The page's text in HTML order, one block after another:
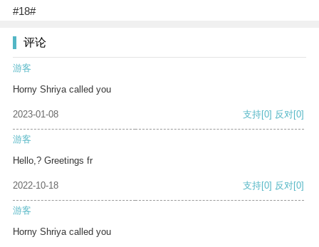
#18#
评论
游客
Horny Shriya called you
2023-01-08 支持[0] 反对[0]
游客
Hello,? Greetings fr
2022-10-18 支持[0] 反对[0]
游客
Horny Shriya called you